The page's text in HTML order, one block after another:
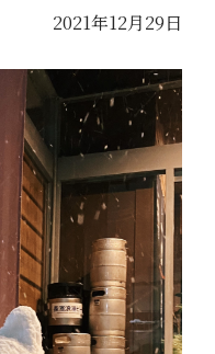
2021年12月29日